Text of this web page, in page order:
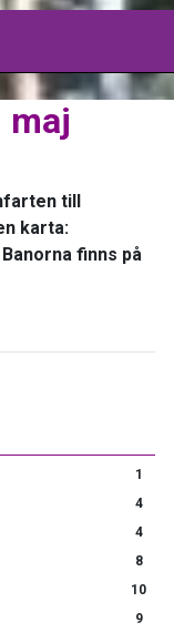
1
4
4
8
10
9
maj
till
karta:
finns på